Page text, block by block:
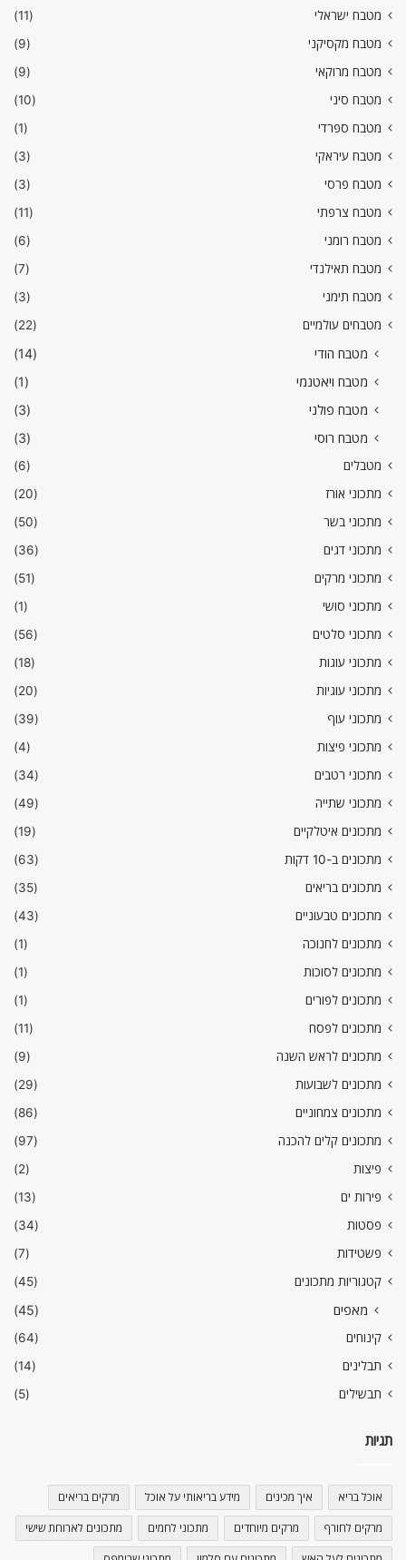
מטבח ישראלי
(11)
מטבח מקסיקני
(9)
מטבח מרוקאי
(9)
מטבח סיני
(10)
מטבח ספרדי
(1)
מטבח עיראקי
(3)
מטבח פרסי
(3)
מטבח צרפתי
(11)
מטבח רומני
(6)
מטבח תאילנדי
(7)
מטבח תימני
(3)
מטבחים עולמיים
(22)
מטבח הודי
(14)
מטבח ויאטנמי
(1)
מטבח פולני
(3)
מטבח רוסי
(3)
מטבלים
(6)
מתכוני אורז
(20)
מתכוני בשר
(50)
מתכוני דגים
(36)
מתכוני מרקים
(51)
מתכוני סושי
(1)
מתכוני סלטים
(56)
מתכוני עוגות
(18)
מתכוני עוגיות
(20)
מתכוני עוף
(39)
מתכוני פיצות
(4)
מתכוני רטבים
(34)
מתכוני שתייה
(49)
מתכונים איטלקיים
(19)
מתכונים ב-10 דקות
(63)
מתכונים בריאים
(35)
מתכונים טבעוניים
(43)
מתכונים לחנוכה
(1)
מתכונים לסוכות
(1)
מתכונים לפורים
(1)
מתכונים לפסח
(11)
מתכונים לראש השנה
(9)
מתכונים לשבועות
(29)
מתכונים צמחוניים
(86)
מתכונים קלים להכנה
(97)
פיצות
(2)
פירות ים
(13)
פסטות
(34)
פשטידות
(7)
קטגוריות מתכונים
(45)
מאפים (45)
קינוחים
(64)
תבלינים
(14)
תבשילים
(5)
תגיות
אוכל בריא איך מכינים מידע בריאותי על אוכל מרקים בריאים
מרקים לחורף מרקים מיוחדים מתכוני לחמים מתכונים לארוחת שישי